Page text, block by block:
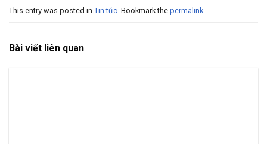
This entry was posted in Tin tức . Bookmark the permalink
Bài viết liên quan